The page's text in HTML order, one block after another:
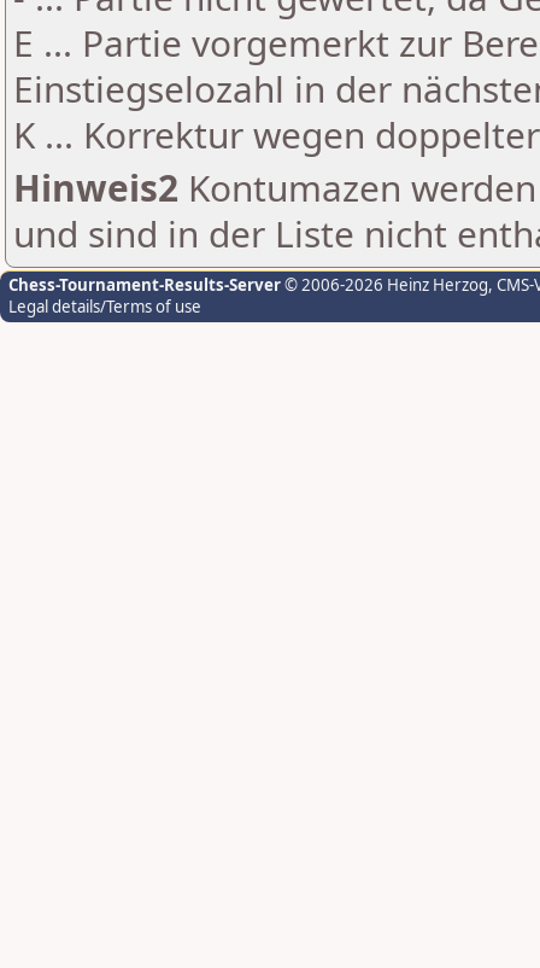
E ... Partie vorgemerkt zur
Einstiegselozahl in der
K ... Korrektur wegen
Hinweis2 Kontumazen
und sind in der Liste nicht
Chess-Tournament-Results-Server© 2006-2026 Heinz Herzog,
Legal details/Terms of use